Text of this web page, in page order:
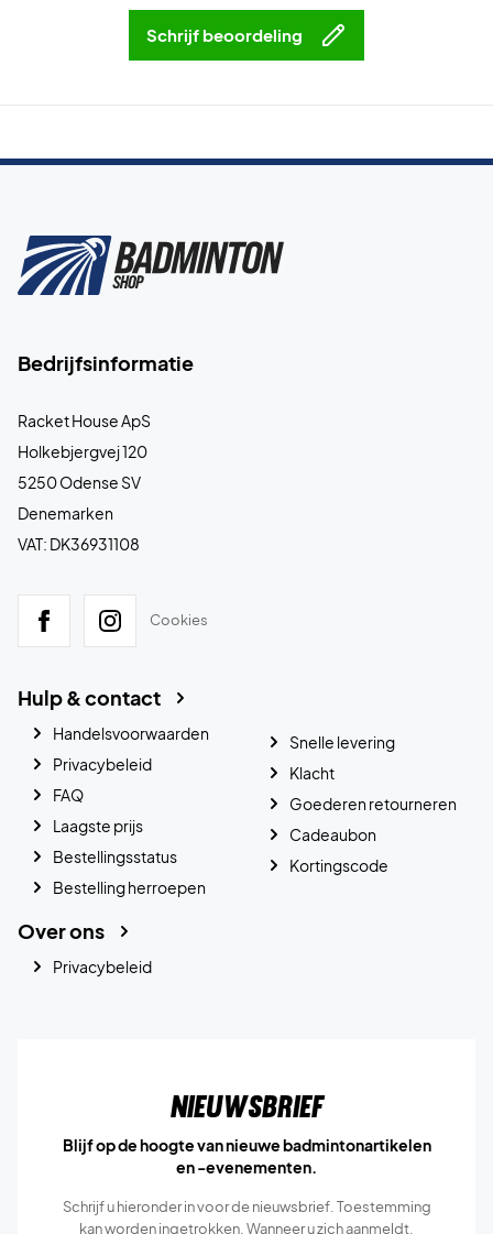
Schrijf beoordeling
Bedrijfsinformatie
Racket House ApS
Holkebjergvej 120
5250 Odense SV
Denemarken
VAT: DK36931108
Cookies
Hulp & contact
Handelsvoorwaarden
Privacybeleid
FAQ
Laagste prijs
Bestellingsstatus
Bestelling herroepen
Snelle levering
Klacht
Goederen retourneren
Cadeaubon
Kortingscode
Over ons
Privacybeleid
Nieuwsbrief
Blijf op de hoogte van nieuwe badmintonartikelen
en -evenementen.
Schrijf u hieronder in voor de nieuwsbrief. Toestemming
kan worden ingetrokken. Wanneer u zich aanmeldt,